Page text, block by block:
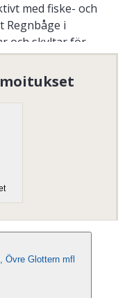
med fiske- och
Regnbåge i
och skyltar för
Övre Glottern mfl